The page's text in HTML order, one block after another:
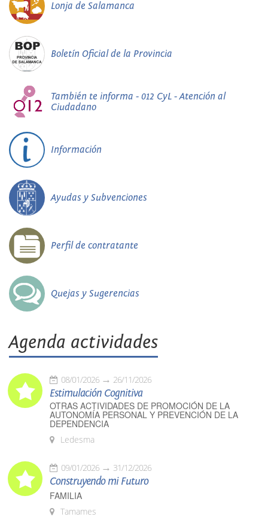
Lonja de Salamanca
Boletín Oficial de la Provincia
También te informa - 012 CyL - Atención al
Ciudadano
Información
Ayudas y Subvenciones
Perfil de contratante
Quejas y Sugerencias
Agenda actividades
08/01/2026 26/11/2026
Estimulación Cognitiva
OTRAS ACTIVIDADES DE PROMOCIÓN DE LA
AUTONOMÍA PERSONAL Y PREVENCIÓN DE LA
DEPENDENCIA
Ledesma
09/01/2026 31/12/2026
Construyendo mi Futuro
FAMILIA
Tamames